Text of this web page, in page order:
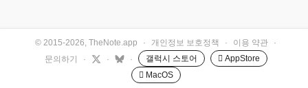
© 2015-2026, TheNote.app · 개인정보 보호정책 · 이용 약관
·
문의하기
· · · 갤럭시 스토어
 AppStore
 MacOS